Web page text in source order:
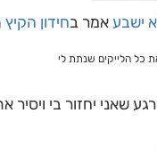
ישבע אמר בחידון הקיץ
כל הלייקים שנתת לי
שאני יחזור בי ויסיר